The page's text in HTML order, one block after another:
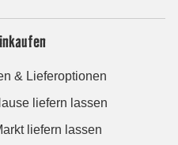
& Lieferoptionen
liefern lassen
liefern lassen